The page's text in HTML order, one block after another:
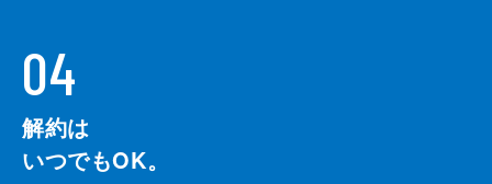
04
解約は
いつでもOK。